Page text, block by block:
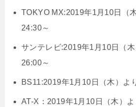
TOKYO MX:2019年1月10日（
24:30～
サンテレビ:2019年1月10日（
26:00～
BS11:2019年1月10日（木）よ
AT-X：2019年1月10日（木）